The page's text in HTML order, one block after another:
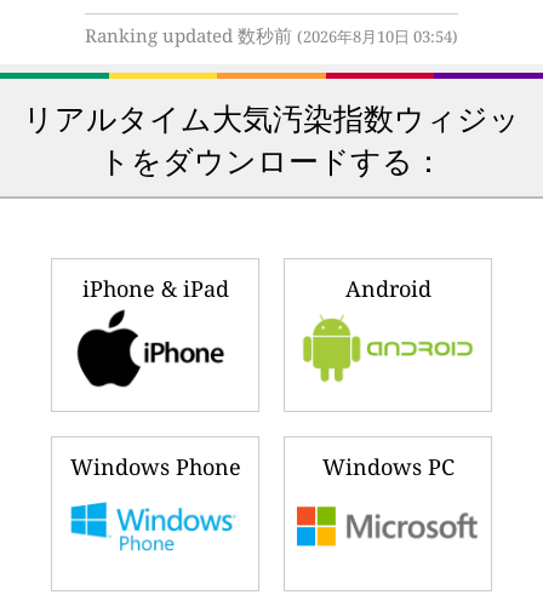
Ranking updated 数秒前 (2026年8月10日 03:54)
リアルタイム大気汚染指数ウィジッ
トをダウンロードする：
iPhone & iPad Android
Windows Phone Windows PC